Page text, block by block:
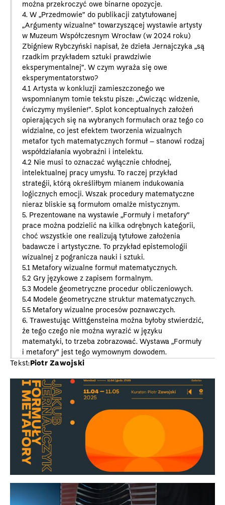
można przekroczyć owe binarne opozycje.
4. W „Przedmowie” do publikacji zatytułowanej
„Argumenty wizualne” towarzyszącej wystawie artysty
w Muzeum Współczesnym Wrocław (w 2024 roku)
Zbigniew Rybczyński napisał, że dzieła Jernajczyka „są
rzadkim przykładem sztuki prawdziwie
eksperymentalnej”. W czym wyraża się owe
eksperymentatorstwo?
4.1 Artysta w konkluzji zamieszczonego we
wspomnianym tomie tekstu pisze: „Ćwicząc widzenie,
ćwiczymy myślenie!”. Splot konceptualnych założeń
opierających się na wybranych formułach oraz tego co
widzialne, co jest efektem tworzenia wizualnych
metafor tych matematycznych formuł – stanowi rodzaj
współdziałania wyobraźni i intelektu.
4.2 Nie musi to oznaczać wyłącznie chłodnej,
intelektualnej pracy umysłu. To raczej przykład
strategii, którą określiłbym mianem indukowania
logicznych emocji. Wszak procedury matematyczne
nieraz bliskie są formułom omalże mistycznym.
5. Prezentowane na wystawie „Formuły i metafory”
prace można podzielić na kilka odrębnych kategorii,
choć wszystkie one realizują tytułowe założenia
badawcze i artystyczne. To przykład epistemologii
wizualnej z pogranicza nauki i sztuki.
5.1 Metafory wizualne formuł matematycznych.
5.2 Gry językowe z zapisem formalnym.
5.3 Modele geometryczne procedur obliczeniowych.
5.4 Modele geometryczne struktur matematycznych.
5.5 Metafory wizualne procesów poznawczych.
6. Trawestując Wittgensteina można byłoby stwierdzić,
że tego czego nie można wyrazić w języku
matematyki, to trzeba zobrazować. Wystawa „Formuły
i metafory” jest tego wymownym dowodem.
Tekst: Piotr Zawojski